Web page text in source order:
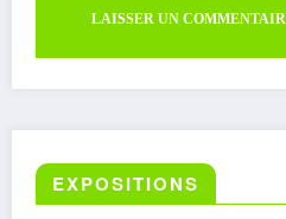
EXPOSITIONS